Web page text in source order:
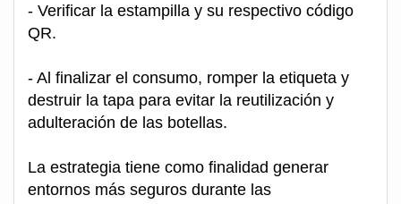
- Verificar la estampilla y su respectivo código
QR.
- Al finalizar el consumo, romper la etiqueta y
destruir la tapa para evitar la reutilización y
adulteración de las botellas.
La estrategia tiene como finalidad generar
entornos más seguros durante las